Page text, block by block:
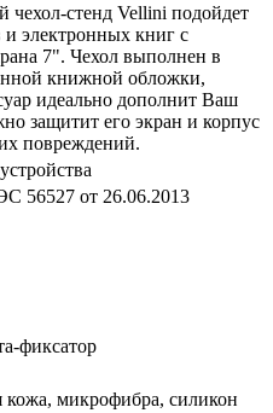
чехол-стенд Vellini подойдет
и электронных книг с
7". Чехол выполнен в
книжной обложки,
идеально дополнит Ваш
защитит его экран и корпус
повреждений.
56527 от 26.06.2013
фиксатор
кожа, микрофибра, силикон